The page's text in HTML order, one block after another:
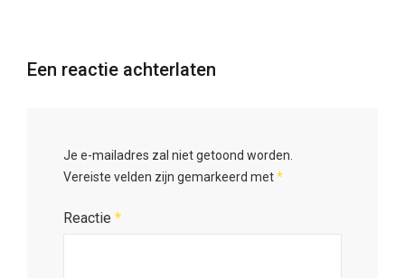
Een reactie achterlaten
Je e-mailadres zal niet getoond worden.
Vereiste velden zijn gemarkeerd met*
Reactie *